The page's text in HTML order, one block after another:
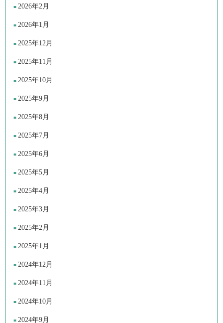
2026年2月
2026年1月
2025年12月
2025年11月
2025年10月
2025年9月
2025年8月
2025年7月
2025年6月
2025年5月
2025年4月
2025年3月
2025年2月
2025年1月
2024年12月
2024年11月
2024年10月
2024年9月